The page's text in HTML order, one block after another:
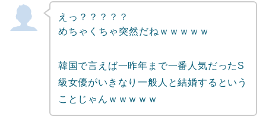
えっ？？？？？
めちゃくちゃ突然だねｗｗｗｗｗ
韓国で言えば一昨年まで一番人気だったS
級女優がいきなり一般人と結婚するという
ことじゃんｗｗｗｗｗ